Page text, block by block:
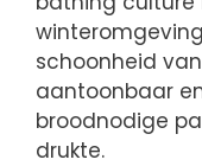
schoonheid
aantoonbaar
broodnodige
drukte.